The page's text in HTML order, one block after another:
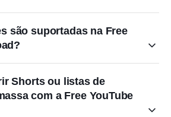
são suportadas na Free
Shorts ou listas de
com a Free YouTube